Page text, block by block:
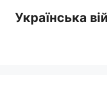
Українська